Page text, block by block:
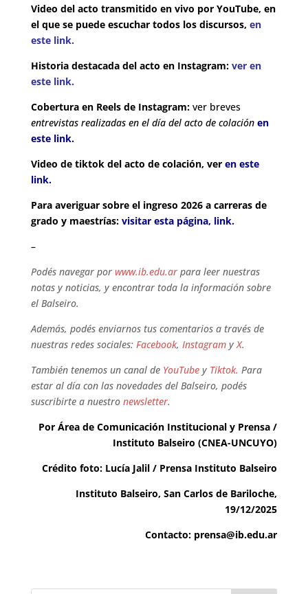
Video del acto transmitido en vivo por YouTube, en
el que se puede escuchar todos los discursos, en
este link.
Historia destacada del acto en Instagram: ver en
este link.
Cobertura en Reels de Instagram:ver breves
entrevistas realizadas en el día del acto de colación en
este link.
Video de tiktok del acto de colación, ver en este
link.
Para averiguar sobre el ingreso 2026 a carreras de
grado y maestrías: visitar esta página, link.
–
Podés navegar por www.ib.edu.arpara leer nuestras
notas y noticias, y encontrar toda la información sobre
el Balseiro.
Además, podés enviarnos tus comentarios a través de
nuestras redes sociales: Facebook, InstagramyX.
También tenemos un canal de YouTubey Tiktok. Para
estar al día con las novedades del Balseiro, podés
suscribirte a nuestro newsletter.
Por Área de Comunicación Institucional y Prensa /
Instituto Balseiro (CNEA-UNCUYO)
Crédito foto: Lucía Jalil / Prensa Instituto Balseiro
Instituto Balseiro, San Carlos de Bariloche,
19/12/2025
Contacto: prensa@ib.edu.ar